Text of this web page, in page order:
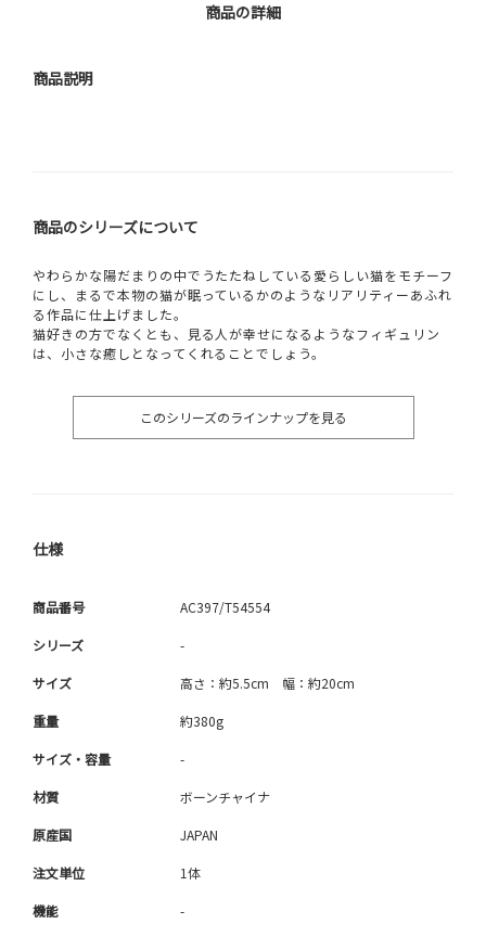
商品の詳細
商品説明
商品のシリーズについて
やわらかな陽だまりの中でうたたねしている愛らしい猫をモチーフ
にし、まるで本物の猫が眠っているかのようなリアリティーあふれ
る作品に仕上げました。
猫好きの方でなくとも、見る人が幸せになるようなフィギュリン
は、小さな癒しとなってくれることでしょう。
このシリーズのラインナップを見る
仕様
商品番号 AC397/T54554
シリーズ -
サイズ 高さ：約5.5cm 幅：約20cm
重量 約380g
サイズ・容量 -
材質 ボーンチャイナ
原産国 JAPAN
注文単位 1体
機能 -